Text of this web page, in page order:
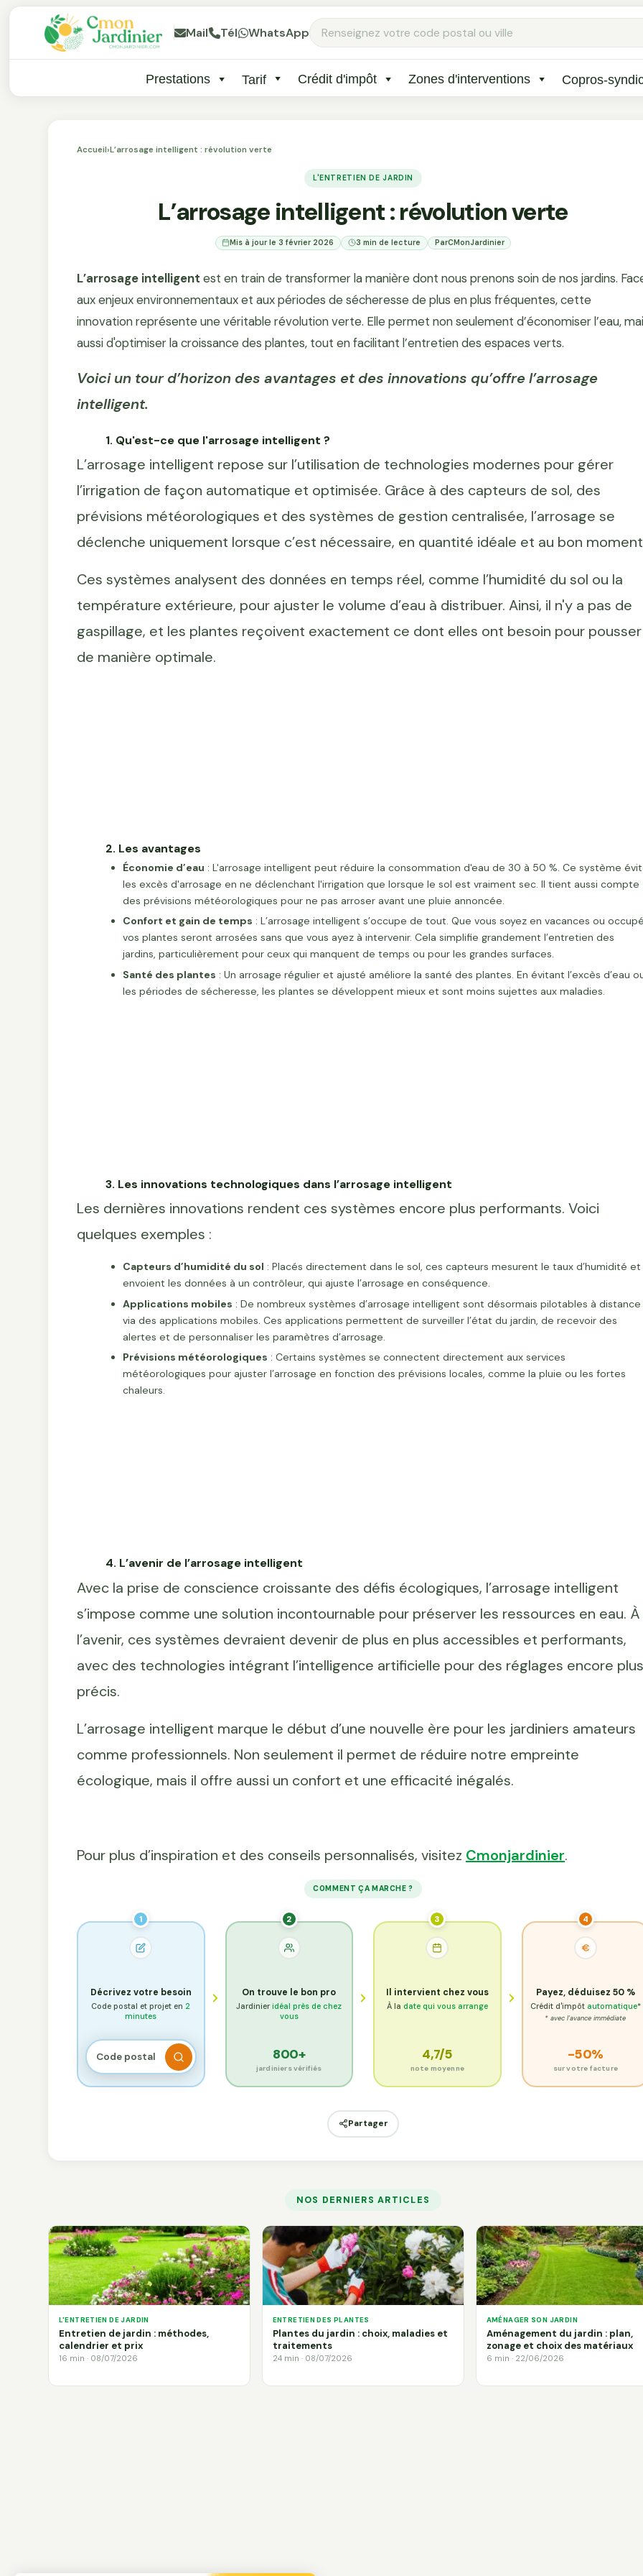
Mail Tél WhatsApp
Rechercher
:
Prestations Tarif Crédit d'impôt Zones d'interventions Copros-
Accueil›L’arrosage intelligent : révolution verte
L'ENTRETIEN DE JARDIN
L’arrosage intelligent : révolution verte
Mis à jour le 3 février 2026 3 min de lecture ParCMonJardinier
L’arrosage intelligent est en train de transformer la manière dont nous prenons soin de nos jardins.
aux enjeux environnementaux et aux périodes de sécheresse de plus en plus fréquentes, cette
innovation représente une véritable révolution verte. Elle permet non seulement d’économiser l’eau,
aussi d'optimiser la croissance des plantes, tout en facilitant l’entretien des espaces verts.
Voici un tour d’horizon des avantages et des innovations qu’offre l’arrosage
intelligent.
1. Qu'est-ce que l'arrosage intelligent ?
L’arrosage intelligent repose sur l’utilisation de technologies modernes pour gérer
l’irrigation de façon automatique et optimisée. Grâce à des capteurs de sol, des
prévisions météorologiques et des systèmes de gestion centralisée, l’arrosage se
déclenche uniquement lorsque c’est nécessaire, en quantité idéale et au bon
Ces systèmes analysent des données en temps réel, comme l’humidité du sol ou la
température extérieure, pour ajuster le volume d’eau à distribuer. Ainsi, il n'y a pas de
gaspillage, et les plantes reçoivent exactement ce dont elles ont besoin pour pousser
de manière optimale.
2. Les avantages
Économie d’eau : L'arrosage intelligent peut réduire la consommation d'eau de 30 à 50 %. Ce système
les excès d'arrosage en ne déclenchant l'irrigation que lorsque le sol est vraiment sec. Il tient aussi compte
des prévisions météorologiques pour ne pas arroser avant une pluie annoncée.
Confort et gain de temps : L’arrosage intelligent s’occupe de tout. Que vous soyez en vacances ou
vos plantes seront arrosées sans que vous ayez à intervenir. Cela simplifie grandement l’entretien des
jardins, particulièrement pour ceux qui manquent de temps ou pour les grandes surfaces.
Santé des plantes : Un arrosage régulier et ajusté améliore la santé des plantes. En évitant l’excès d’eau
les périodes de sécheresse, les plantes se développent mieux et sont moins sujettes aux maladies.
3. Les innovations technologiques dans l’arrosage intelligent
Les dernières innovations rendent ces systèmes encore plus performants. Voici
quelques exemples :
Capteurs d’humidité du sol : Placés directement dans le sol, ces capteurs mesurent le taux d’humidité et
envoient les données à un contrôleur, qui ajuste l’arrosage en conséquence.
Applications mobiles : De nombreux systèmes d’arrosage intelligent sont désormais pilotables à distance
via des applications mobiles. Ces applications permettent de surveiller l’état du jardin, de recevoir des
alertes et de personnaliser les paramètres d’arrosage.
Prévisions météorologiques : Certains systèmes se connectent directement aux services
météorologiques pour ajuster l’arrosage en fonction des prévisions locales, comme la pluie ou les fortes
chaleurs.
4. L’avenir de l’arrosage intelligent
Avec la prise de conscience croissante des défis écologiques, l’arrosage intelligent
s’impose comme une solution incontournable pour préserver les ressources en eau. À
l’avenir, ces systèmes devraient devenir de plus en plus accessibles et performants,
avec des technologies intégrant l’intelligence artificielle pour des réglages encore plus
précis.
L’arrosage intelligent marque le début d’une nouvelle ère pour les jardiniers amateurs
comme professionnels. Non seulement il permet de réduire notre empreinte
écologique, mais il offre aussi un confort et une efficacité inégalés.
Pour plus d’inspiration et des conseils personnalisés, visitez Cmonjardinier.
COMMENT ÇA MARCHE ?
1
Décrivez votre besoin
Code postal et projet en 2
minutes
2
On trouve le bon pro
Jardinieridéal près de chez
vous
800+
jardiniers vérifiés
3
Il intervient chez vous
À la date qui vous arrange
4,7/5
note moyenne
4
Payez, déduisez 50 %
Crédit d'impôt automatique*
* avec l'avance immédiate
-50%
sur votre facture
Partager
NOS DERNIERS ARTICLES
L'ENTRETIEN DE JARDIN
Entretien de jardin : méthodes,
calendrier et prix
16 min · 08/07/2026
ENTRETIEN DES PLANTES
Plantes du jardin : choix, maladies et
traitements
24 min · 08/07/2026
AMÉNAGER SON JARDIN
Aménagement du jardin : plan,
zonage et choix des matériaux
6 min · 22/06/2026